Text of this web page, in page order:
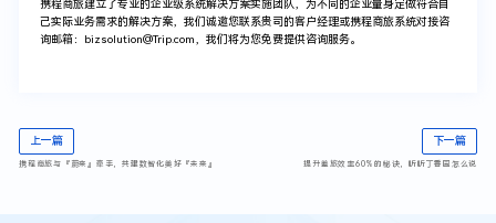
携程商旅建立了专业的企业级系统解决方案实施团队，为不同的企业量身定做符合自
己实际业务需求的解决方案，我们诚邀您联系贵司的客户经理或携程商旅系统对接咨
询邮箱：bizsolution@Trip.com，我们将为您免费提供咨询服务。
上一篇
​携程商旅与『蔚来』牵手，共建数智化美好『未来』
下一篇
提升差旅效率60%的秘诀，听听丁香园怎么说